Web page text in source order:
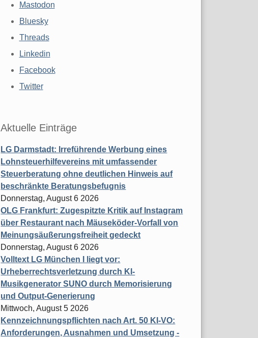
Mastodon
Bluesky
Threads
Linkedin
Facebook
Twitter
Aktuelle Einträge
LG Darmstadt: Irreführende Werbung eines
Lohnsteuerhilfevereins mit umfassender
Steuerberatung ohne deutlichen Hinweis auf
beschränkte Beratungsbefugnis
Donnerstag, August 6 2026
OLG Frankfurt: Zugespitzte Kritik auf Instagram
über Restaurant nach Mäuseköder-Vorfall von
Meinungsäußerungsfreiheit gedeckt
Donnerstag, August 6 2026
Volltext LG München I liegt vor:
Urheberrechtsverletzung durch KI-
Musikgenerator SUNO durch Memorisierung
und Output-Generierung
Mittwoch, August 5 2026
Kennzeichnungspflichten nach Art. 50 KI-VO:
Anforderungen, Ausnahmen und Umsetzung -